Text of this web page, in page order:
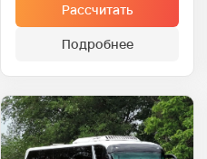
Рассчитать
Подробнее